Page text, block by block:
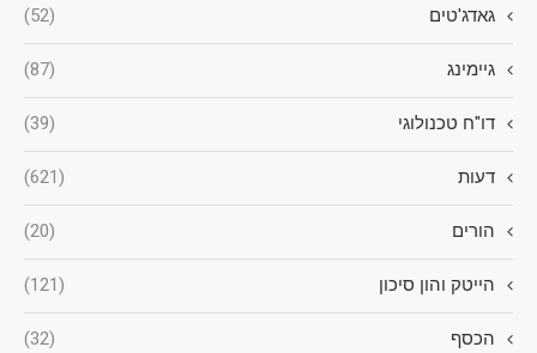
גאדג'טים (52)
גיימינג (87)
דו"ח טכנולוגי (39)
דעות (621)
הורים (20)
הייטק והון סיכון (121)
הכסף (32)